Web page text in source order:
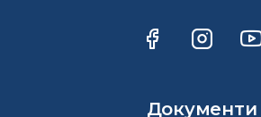
Документи